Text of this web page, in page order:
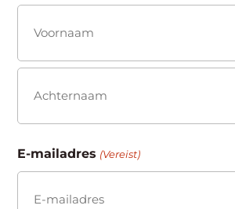
(Vereist)
Voornaam
E-mailadres (Vereist)